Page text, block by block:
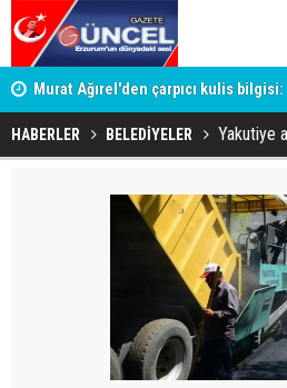
Murat Ağırel'den çarpıcı kulis
belediyeye operasyon geliyor!
HABERLER BELEDİYELER Yakutiye